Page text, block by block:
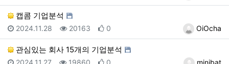
캡콤 기업분석
등록자OiOcha
등록일
2024.11.28 조회
20163 추천
0
관심있는 회사 15개의 기업분석
등록자minibat
등록일
2024.11.27 조회
19860 추천
0